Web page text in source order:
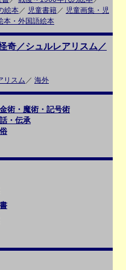
絵本／ 児童書籍／ 児童画集・児
本・外国語絵本
奇／シュルレアリスム／
リスム ／ 海外
術・魔術・記号術
・伝承